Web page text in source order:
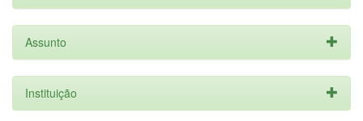
Assunto
Instituição